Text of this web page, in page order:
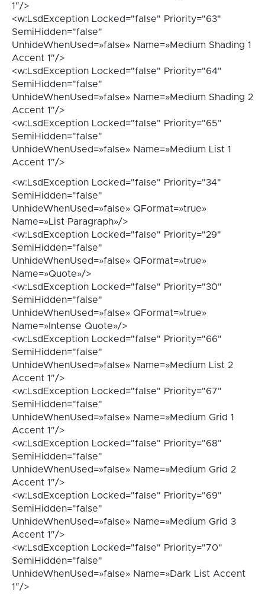
1″/>
<w:LsdException Locked="false" Priority="63"
SemiHidden="false"
UnhideWhenUsed=»false» Name=»Medium Shading 1
Accent 1″/>
<w:LsdException Locked="false" Priority="64"
SemiHidden="false"
UnhideWhenUsed=»false» Name=»Medium Shading 2
Accent 1″/>
<w:LsdException Locked="false" Priority="65"
SemiHidden="false"
UnhideWhenUsed=»false» Name=»Medium List 1
Accent 1″/>
<w:LsdException Locked="false" Priority="34"
SemiHidden="false"
UnhideWhenUsed=»false» QFormat=»true»
Name=»List Paragraph»/>
<w:LsdException Locked="false" Priority="29"
SemiHidden="false"
UnhideWhenUsed=»false» QFormat=»true»
Name=»Quote»/>
<w:LsdException Locked="false" Priority="30"
SemiHidden="false"
UnhideWhenUsed=»false» QFormat=»true»
Name=»Intense Quote»/>
<w:LsdException Locked="false" Priority="66"
SemiHidden="false"
UnhideWhenUsed=»false» Name=»Medium List 2
Accent 1″/>
<w:LsdException Locked="false" Priority="67"
SemiHidden="false"
UnhideWhenUsed=»false» Name=»Medium Grid 1
Accent 1″/>
<w:LsdException Locked="false" Priority="68"
SemiHidden="false"
UnhideWhenUsed=»false» Name=»Medium Grid 2
Accent 1″/>
<w:LsdException Locked="false" Priority="69"
SemiHidden="false"
UnhideWhenUsed=»false» Name=»Medium Grid 3
Accent 1″/>
<w:LsdException Locked="false" Priority="70"
SemiHidden="false"
UnhideWhenUsed=»false» Name=»Dark List Accent
1″/>